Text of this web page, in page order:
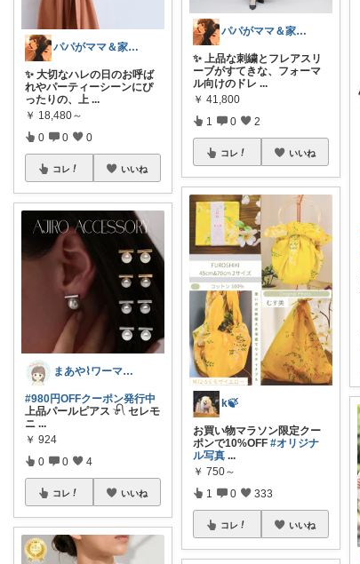
パパがママ＆家族の笑顔の為に選ぶ品😆
✨ 大切なハレの日のお呼ば
れやパーティーシーンにぴ
ったりの、上 ...
￥ 18,480～
0 0 0
コレ いいね
まあや⌇ワーママの暮らしとインテリア𓍯
#980円OFFクーポン発行中
上品パールピアス 𓍯 セレモ
ニ ...
￥ 924
0 0 4
コレ いいね
パパがママ＆家族の笑顔の為に選ぶ品😆
✨ 上品な刺繍とフレアスリ
ーブがすてきな、フォーマ
ル向けのドレ ...
￥ 41,800
1 0 2
コレ いいね
k🍃
お買い物マラソン限定クー
ポンで10%OFF#オリジナ
ル写真 ...
￥ 750～
1 0 333
コレ いいね